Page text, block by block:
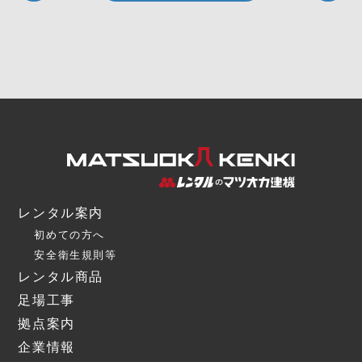
レンタル案内
初めての方へ
安全衛生規則等
レンタル商品
足場工事
拠点案内
企業情報